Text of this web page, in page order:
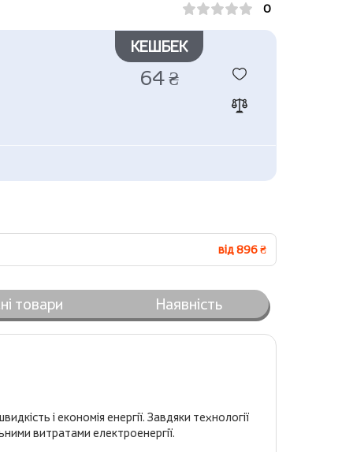
0
КЕШБЕК
64 ₴
від 896 ₴
товари Наявність
і економія енергії. Завдяки технології
витратами електроенергії.